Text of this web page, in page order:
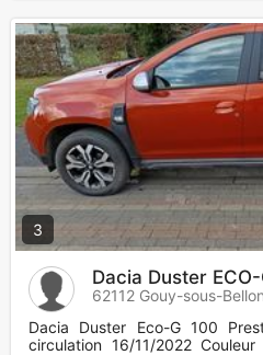
3
Dacia Duster
62112 Gouy-sous-
Dacia Duster Eco-G 100
circulation 16/11/2022